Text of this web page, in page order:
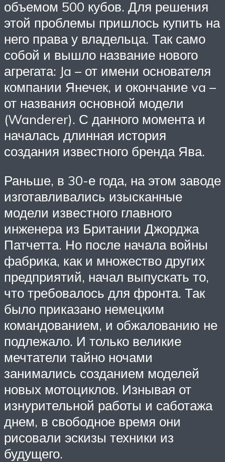
объемом 500 кубов. Для решения
этой проблемы пришлось купить на
него права у владельца. Так само
собой и вышло название нового
агрегата: Ja – от имени основателя
компании Янечек, и окончание va –
от названия основной модели
(Wanderer). С данного момента и
началась длинная история
создания известного бренда Ява.
Раньше, в 30-е года, на этом заводе
изготавливались изысканные
модели известного главного
инженера из Британии Джорджа
Патчетта. Но после начала войны
фабрика, как и множество других
предприятий, начал выпускать то,
что требовалось для фронта. Так
было приказано немецким
командованием, и обжалованию не
подлежало. И только великие
мечтатели тайно ночами
занимались созданием моделей
новых мотоциклов. Изнывая от
изнурительной работы и саботажа
днем, в свободное время они
рисовали эскизы техники из
будущего.